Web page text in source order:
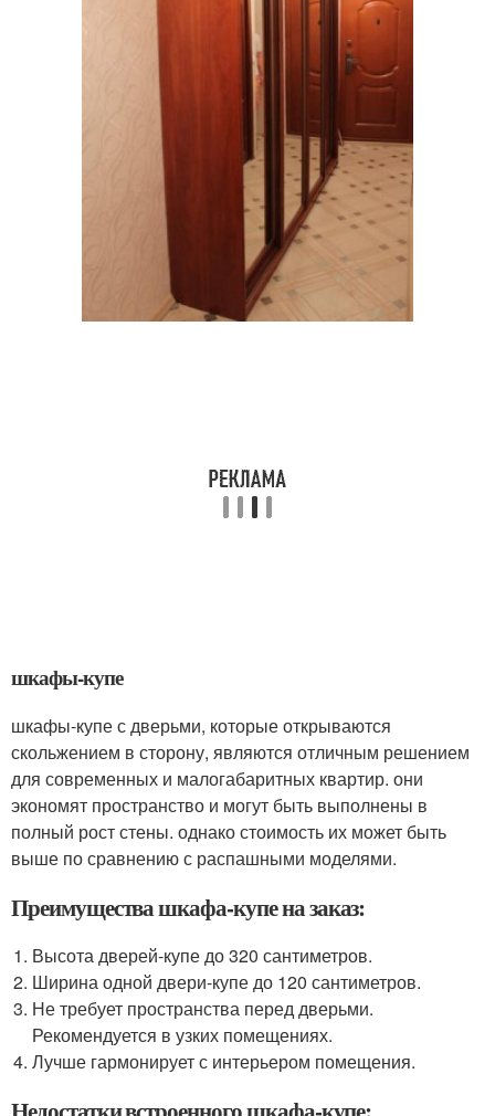
шкафы-купе
шкафы-купе с дверьми, которые открываются
скольжением в сторону, являются отличным решением
для современных и малогабаритных квартир. они
экономят пространство и могут быть выполнены в
полный рост стены. однако стоимость их может быть
выше по сравнению с распашными моделями.
Преимущества шкафа-купе на заказ:
Высота дверей-купе до 320 сантиметров.
Ширина одной двери-купе до 120 сантиметров.
Не требует пространства перед дверьми.
Рекомендуется в узких помещениях.
Лучше гармонирует с интерьером помещения.